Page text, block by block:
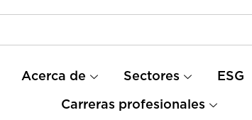
Acerca de Sectores ESG
Carreras profesionales